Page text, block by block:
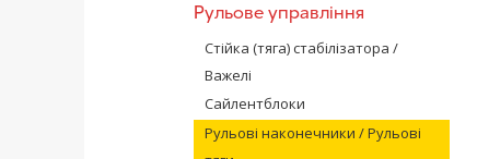
Рульове управління
Стійка (тяга) стабілізатора /
Важелі
Сайлентблоки
Рульові наконечники / Рульові